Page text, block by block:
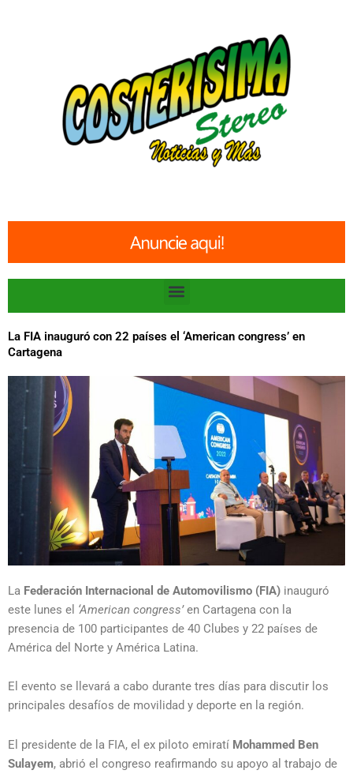
Menu
La FIA inauguró con 22 países el ‘American congress’ en
Cartagena
La Federación Internacional de Automovilismo (FIA) inauguró
este lunes el ‘American congress’en Cartagena con la
presencia de 100 participantes de 40 Clubes y 22 países de
América del Norte y América Latina.
El evento se llevará a cabo durante tres días para discutir los
principales desafíos de movilidad y deporte en la región.
El presidente de la FIA, el ex piloto emiratí Mohammed Ben
Sulayem, abrió el congreso reafirmando su apoyo al trabajo de